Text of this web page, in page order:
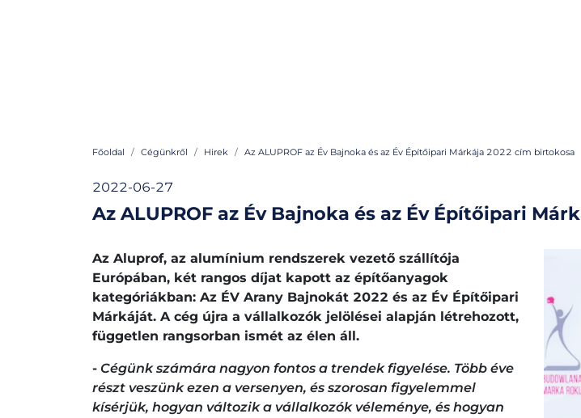
Főoldal Cégünkről Hirek Az ALUPROF az Év Bajnoka és az Év Építőipari Márkája 2022 cím birtokosa
2022-06-27
Az ALUPROF az Év Bajnoka és az Év Építőipari
Az Aluprof, az alumínium rendszerek vezető szállítója
Európában, két rangos díjat kapott az építőanyagok
kategóriákban: Az ÉV Arany Bajnokát 2022 és az Év Építőipari
Márkáját. A cég újra a vállalkozók jelölései alapján létrehozott,
független rangsorban ismét az élen áll.
- Cégünk számára nagyon fontos a trendek figyelése. Több éve
részt veszünk ezen a versenyen, és szorosan figyelemmel
kísérjük, hogyan változik a vállalkozók véleménye, és hogyan